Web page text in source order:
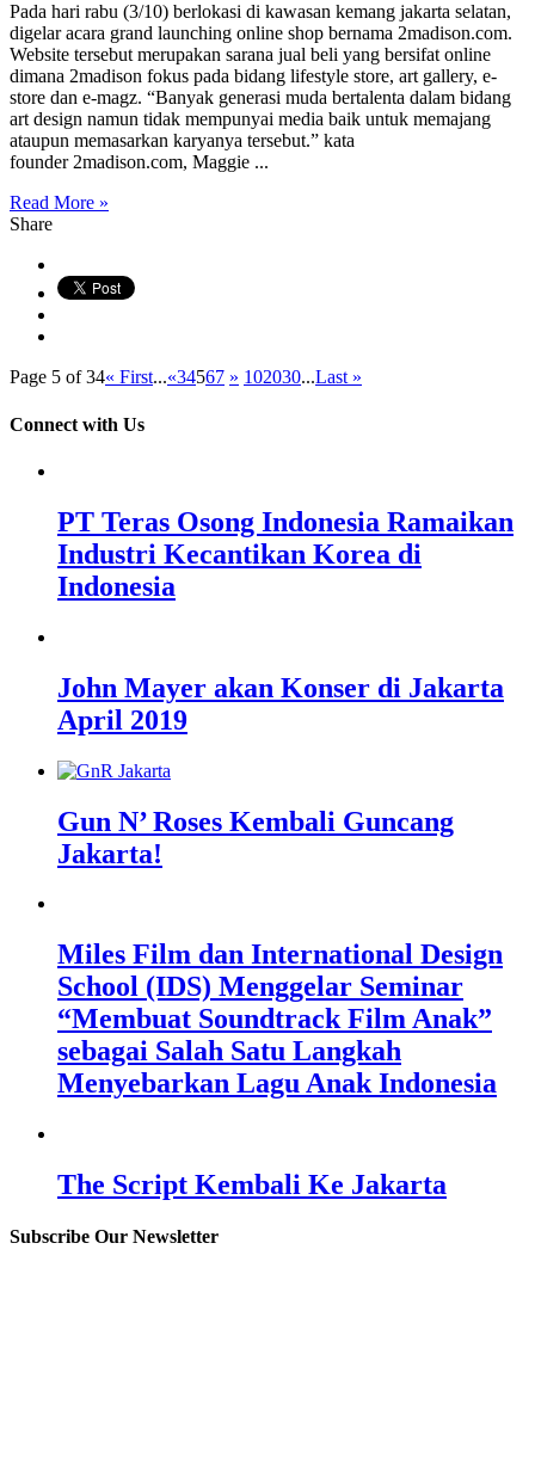
Pada hari rabu (3/10) berlokasi di kawasan kemang jakarta selatan,
digelar acara grand launching online shop bernama 2madison.com.
Website tersebut merupakan sarana jual beli yang bersifat online
dimana 2madison fokus pada bidang lifestyle store, art gallery, e-
store dan e-magz. “Banyak generasi muda bertalenta dalam bidang
art design namun tidak mempunyai media baik untuk memajang
ataupun memasarkan karyanya tersebut.” kata
founder 2madison.com, Maggie ...
Read More »
Share
Page 5 of 34« First...«34567 » 102030...Last »
Connect with Us
PT Teras Osong Indonesia Ramaikan
Industri Kecantikan Korea di
Indonesia
John Mayer akan Konser di Jakarta
April 2019
Gun N’ Roses Kembali Guncang
Jakarta!
Miles Film dan International Design
School (IDS) Menggelar Seminar
“Membuat Soundtrack Film Anak”
sebagai Salah Satu Langkah
Menyebarkan Lagu Anak Indonesia
The Script Kembali Ke Jakarta
Subscribe Our Newsletter